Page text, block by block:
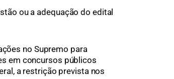
ou a adequação do edital
no Supremo para
em concursos públicos
a restrição prevista nos